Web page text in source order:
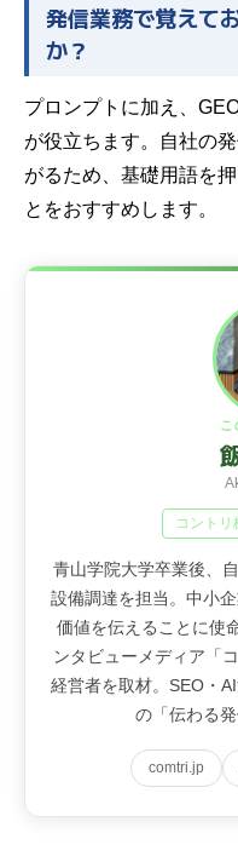
発信業務で覚えて
か？
プロンプトに加え、
が役立ちます。自社の
がるため、基礎用語を
とをおすすめします。
こ
コントリ
青山学院大学卒業後、
設備調達を担当。中小
価値を伝えることに使
ンタビューメディア「
経営者を取材。SEO・
の「伝わる
comtri.jp